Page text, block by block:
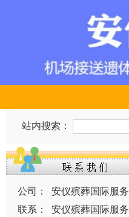
站内搜索：
公司：
安仪殡葬国际服务
联系：
安仪殡葬国际服务